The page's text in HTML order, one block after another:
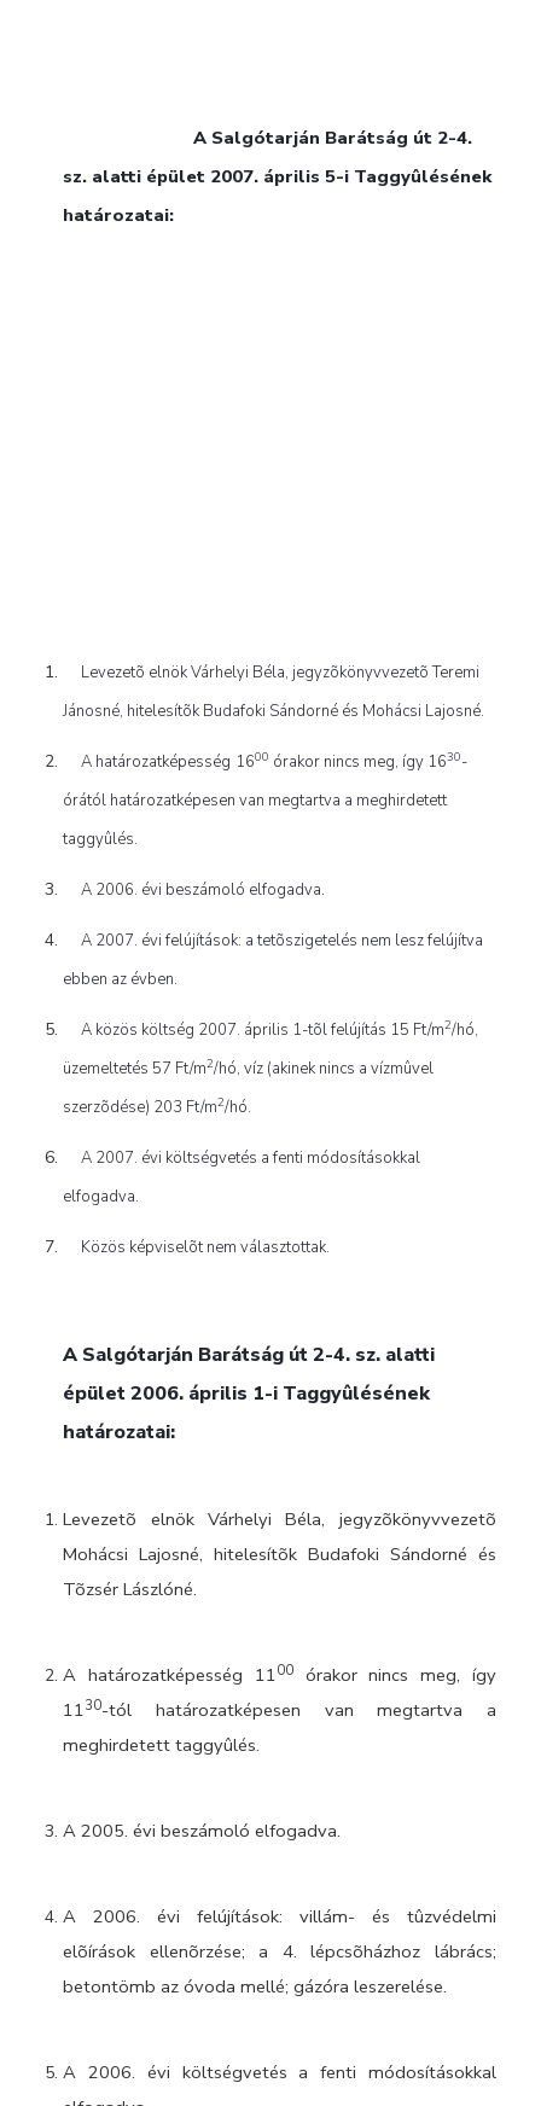
A Salgótarján Barátság út 2-4.
sz. alatti épület 2007. április 5-i Taggyûlésének
határozatai:
Levezetõ elnök Várhelyi Béla, jegyzõkönyvvezetõ Teremi
Jánosné, hitelesítõk Budafoki Sándorné és Mohácsi Lajosné.
A határozatképesség 1600 órakor nincs meg, így 1630-
órától határozatképesen van megtartva a meghirdetett
taggyûlés.
A 2006. évi beszámoló elfogadva.
A 2007. évi felújítások: a tetõszigetelés nem lesz felújítva
ebben az évben.
A közös költség 2007. április 1-tõl felújítás 15 Ft/m2/hó,
üzemeltetés 57 Ft/m2/hó, víz (akinek nincs a vízmûvel
szerzõdése) 203 Ft/m2/hó.
A 2007. évi költségvetés a fenti módosításokkal
elfogadva.
Közös képviselõt nem választottak.
A Salgótarján Barátság út 2-4. sz. alatti
épület 2006. április 1-i Taggyûlésének
határozatai:
Levezetõ elnök Várhelyi Béla, jegyzõkönyvvezetõ
Mohácsi Lajosné, hitelesítõk Budafoki Sándorné és
Tõzsér Lászlóné.
A határozatképesség 1100órakor nincs meg, így
1130-tól határozatképesen van megtartva a
meghirdetett taggyûlés.
A 2005. évi beszámoló elfogadva.
A 2006. évi felújítások: villám- és tûzvédelmi
elõírások ellenõrzése; a 4. lépcsõházhoz lábrács;
betontömb az óvoda mellé; gázóra leszerelése.
A 2006. évi költségvetés a fenti módosításokkal